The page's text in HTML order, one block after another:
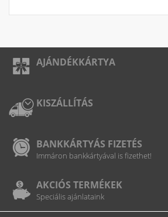
AJÁNDÉKKÁRTYA
KISZÁLLÍTÁS
BANKKÁRTYÁS FIZETÉS
Immáron bankkártyával is fizethet!
AKCIÓS TERMÉKEK
Speciális ajánlataink